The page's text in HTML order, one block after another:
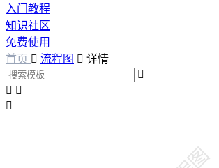
入门教程
知识社区
免费使用
首页  流程图  详情

 
